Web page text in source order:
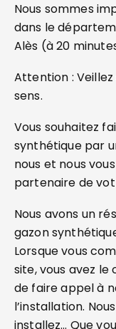
Nous sommes
dans le
Alès (à 20
Attention :
sens.
Vous souhaitez
synthétique par
nous et nous
partenaire de
Nous avons un
gazon
Lorsque vous
site, vous avez le
de faire appel à
l’installation.
installez… Que